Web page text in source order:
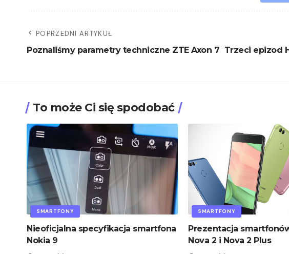
POPRZEDNI ARTYKUŁ
Poznaliśmy parametry techniczne ZTE Axon 7 Trzeci epizod
To może Ci się spodobać
SMARTFONY
Nieoficjalna specyfikacja smartfona
Nokia 9
SMARTFONY
Prezentacja
Nova 2 i Nova 2 Plus